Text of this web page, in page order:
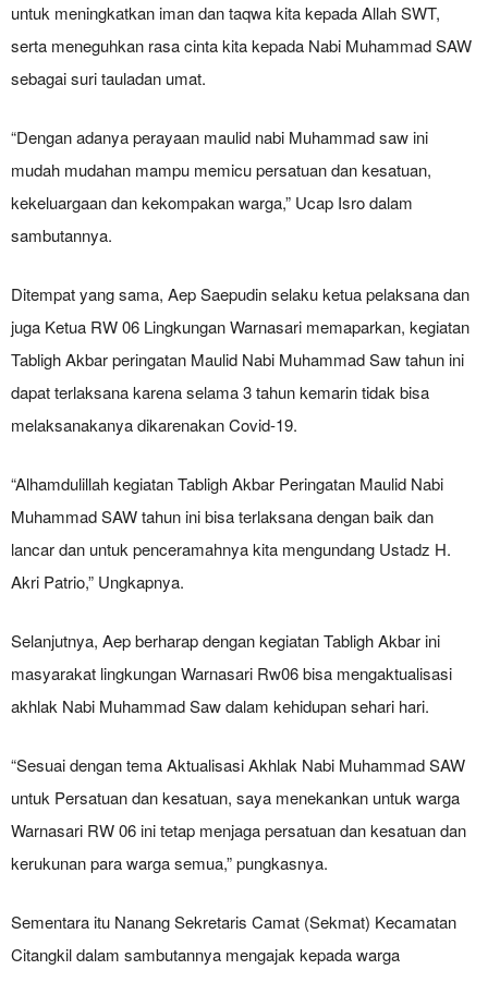
untuk meningkatkan iman dan taqwa kita kepada Allah SWT,
serta meneguhkan rasa cinta kita kepada Nabi Muhammad SAW
sebagai suri tauladan umat.
“Dengan adanya perayaan maulid nabi Muhammad saw ini
mudah mudahan mampu memicu persatuan dan kesatuan,
kekeluargaan dan kekompakan warga,” Ucap Isro dalam
sambutannya.
Ditempat yang sama, Aep Saepudin selaku ketua pelaksana dan
juga Ketua RW 06 Lingkungan Warnasari memaparkan, kegiatan
Tabligh Akbar peringatan Maulid Nabi Muhammad Saw tahun ini
dapat terlaksana karena selama 3 tahun kemarin tidak bisa
melaksanakanya dikarenakan Covid-19.
“Alhamdulillah kegiatan Tabligh Akbar Peringatan Maulid Nabi
Muhammad SAW tahun ini bisa terlaksana dengan baik dan
lancar dan untuk penceramahnya kita mengundang Ustadz H.
Akri Patrio,” Ungkapnya.
Selanjutnya, Aep berharap dengan kegiatan Tabligh Akbar ini
masyarakat lingkungan Warnasari Rw06 bisa mengaktualisasi
akhlak Nabi Muhammad Saw dalam kehidupan sehari hari.
“Sesuai dengan tema Aktualisasi Akhlak Nabi Muhammad SAW
untuk Persatuan dan kesatuan, saya menekankan untuk warga
Warnasari RW 06 ini tetap menjaga persatuan dan kesatuan dan
kerukunan para warga semua,” pungkasnya.
Sementara itu Nanang Sekretaris Camat (Sekmat) Kecamatan
Citangkil dalam sambutannya mengajak kepada warga